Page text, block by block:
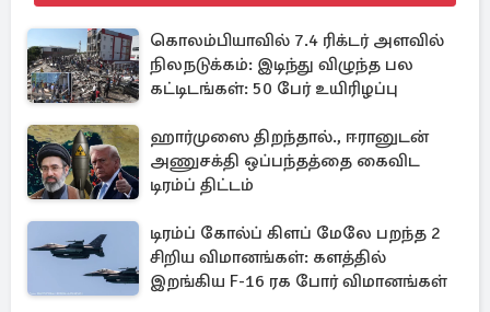
கொலம்பியாவில் 7.4 ரிக்டர் அளவில்
நிலநடுக்கம்: இடிந்து விழுந்த பல
கட்டிடங்கள்: 50 பேர் உயிரிழப்பு
ஹார்முஸை திறந்தால்., ஈரானுடன்
அணுசக்தி ஒப்பந்தத்தை கைவிட
டிரம்ப் திட்டம்
டிரம்ப் கோல்ப் கிளப் மேலே பறந்த 2
சிறிய விமானங்கள்: களத்தில்
இறங்கிய F-16 ரக போர் விமானங்கள்